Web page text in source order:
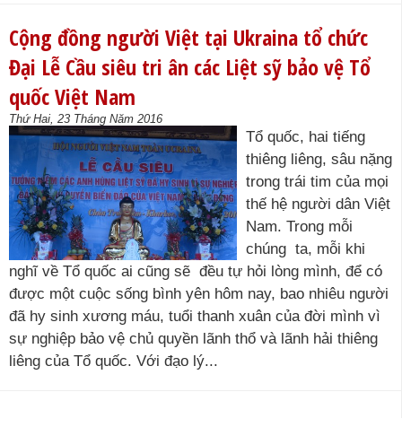
Cộng đồng người Việt tại Ukraina tổ chức
Đại Lễ Cầu siêu tri ân các Liệt sỹ bảo vệ Tổ
quốc Việt Nam
Thứ Hai, 23 Tháng Năm 2016
Tổ quốc, hai tiếng
thiêng liêng, sâu nặng
trong trái tim của mọi
thế hệ người dân Việt
Nam. Trong mỗi
chúng ta, mỗi khi
nghĩ về Tổ quốc ai cũng sẽ đều tự hỏi lòng mình, để có
được một cuộc sống bình yên hôm nay, bao nhiêu người
đã hy sinh xương máu, tuổi thanh xuân của đời mình vì
sự nghiệp bảo vệ chủ quyền lãnh thổ và lãnh hải thiêng
liêng của Tổ quốc. Với đạo lý...